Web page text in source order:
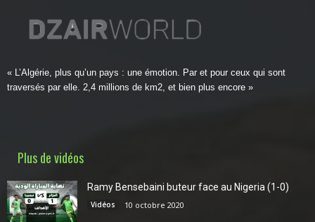
« L’Algérie, plus qu’un pays : une émotion. Par et pour ceux qui sont
traversés par elle. 2,4 millions de km2, et bien plus encore »
Plus de vidéos
Ramy Bensebaini buteur face au Nigeria (1-0)
Vidéos 10 octobre 2020